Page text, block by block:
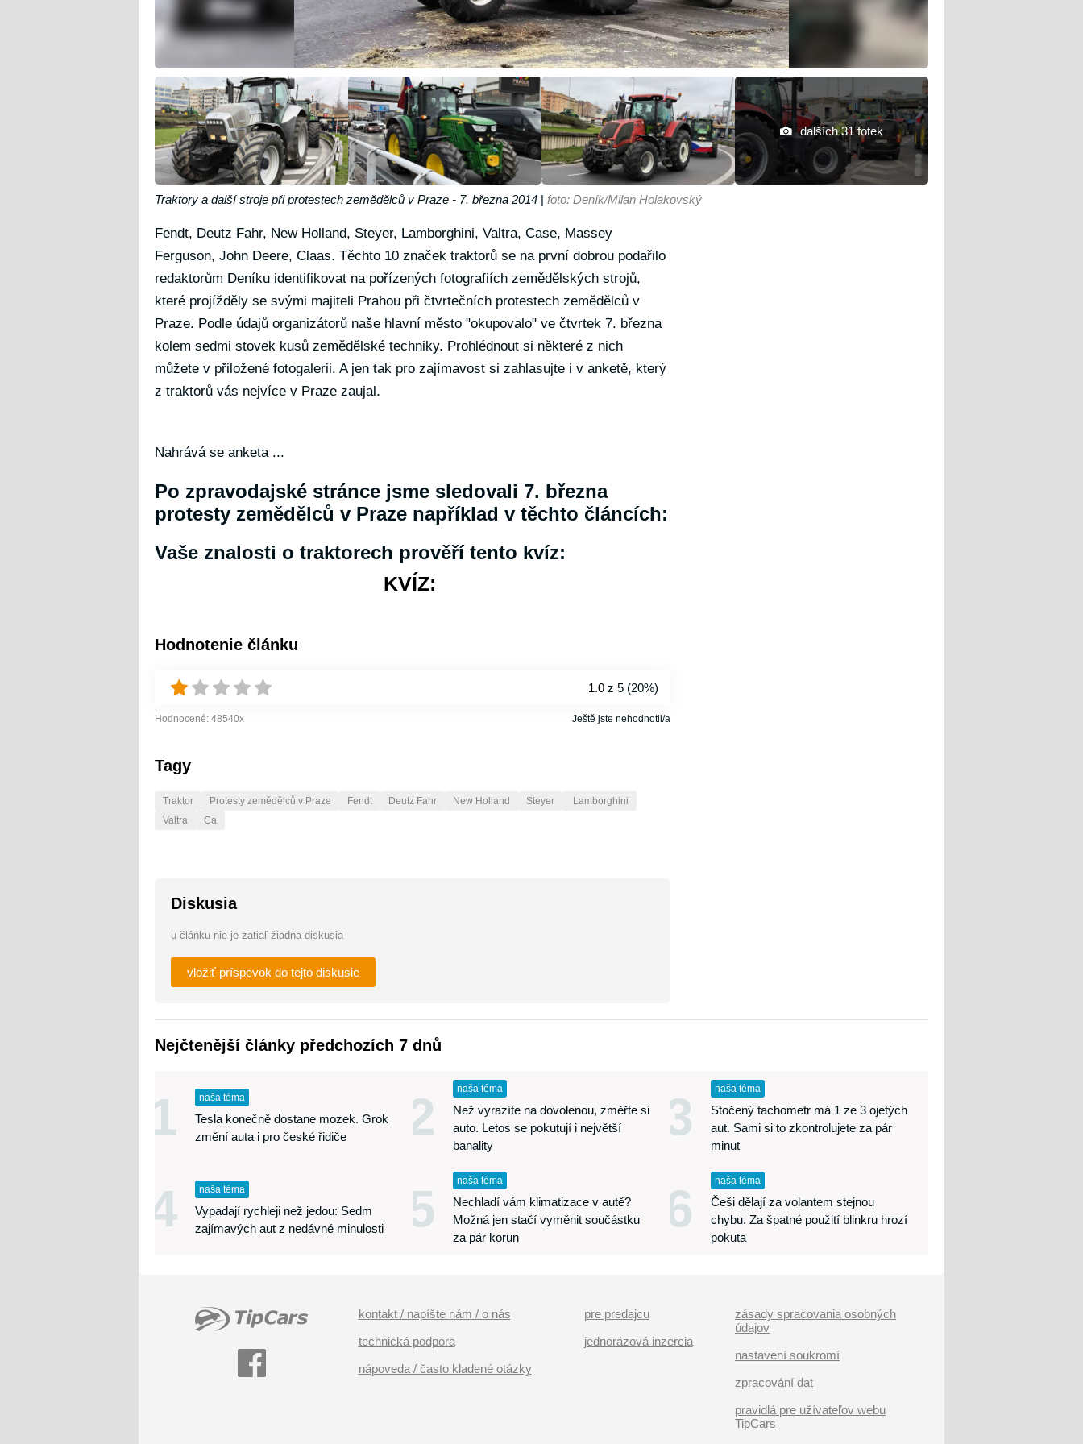
dalších 31 fotek
Traktory a další stroje při protestech zemědělců v Praze - 7. března 2014 | foto: Deník/Milan Holakovský
Fendt, Deutz Fahr, New Holland, Steyer, Lamborghini, Valtra, Case, Massey
Ferguson, John Deere, Claas. Těchto 10 značek traktorů se na první dobrou podařilo
redaktorům Deníku identifikovat na pořízených fotografiích zemědělských strojů,
které projížděly se svými majiteli Prahou při čtvrtečních protestech zemědělců v
Praze. Podle údajů organizátorů naše hlavní město "okupovalo" ve čtvrtek 7. března
kolem sedmi stovek kusů zemědělské techniky. Prohlédnout si některé z nich
můžete v přiložené fotogalerii. A jen tak pro zajímavost si zahlasujte i v anketě, který
z traktorů vás nejvíce v Praze zaujal.
Nahrává se anketa ...
Po zpravodajské stránce jsme sledovali 7. března
protesty zemědělců v Praze například v těchto článcích:
Vaše znalosti o traktorech prověří tento kvíz:
KVÍZ:
Hodnotenie článku
1.0 z 5 (20%)
Hodnocené: 48540x Ještě jste nehodnotil/a
Tagy
Traktor Protesty zemědělců v Praze Fendt Deutz Fahr New Holland Steyer
Lamborghini
Valtra
Ca
Diskusia
u článku nie je zatiaľ žiadna diskusia
vložiť príspevok do tejto diskusie
Nejčtenější články předchozích 7 dnů
1 naša téma
Tesla konečně dostane mozek. Grok
změní auta i pro české řidiče
2 naša téma
Než vyrazíte na dovolenou, změřte si
auto. Letos se pokutují i největší
banality
3 naša téma
Stočený tachometr má 1 ze 3 ojetých
aut. Sami si to zkontrolujete za pár
minut
4 naša téma
Vypadají rychleji než jedou: Sedm
zajímavých aut z nedávné minulosti
5 naša téma
Nechladí vám klimatizace v autě?
Možná jen stačí vyměnit součástku
za pár korun
6 naša téma
Češi dělají za volantem stejnou
chybu. Za špatné použití blinkru hrozí
pokuta
kontakt / napíšte nám / o nás
technická podpora
nápoveda / často kladené otázky
pre predajcu
jednorázová inzercia
zásady spracovania osobných
údajov
nastavení soukromí
zpracování dat
pravidlá pre užívateľov webu
TipCars